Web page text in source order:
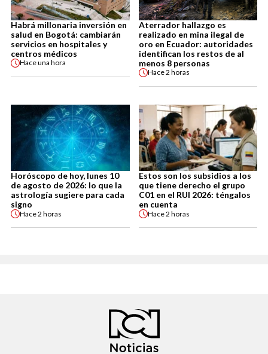
Habrá millonaria inversión en
salud en Bogotá: cambiarán
servicios en hospitales y
centros médicos
Haceuna hora
Aterrador hallazgo es
realizado en mina ilegal de
oro en Ecuador: autoridades
identifican los restos de al
menos 8 personas
Hace2 horas
Horóscopo de hoy, lunes 10
de agosto de 2026: lo que la
astrología sugiere para cada
signo
Hace2 horas
Estos son los subsidios a los
que tiene derecho el grupo
C01 en el RUI 2026: téngalos
en cuenta
Hace2 horas